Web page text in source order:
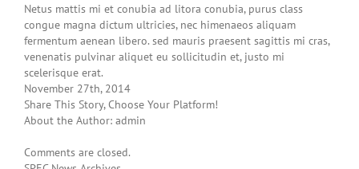
Netus mattis mi et conubia ad litora conubia, purus class
congue magna dictum ultricies, nec himenaeos aliquam
fermentum aenean libero. sed mauris praesent sagittis mi cras,
venenatis pulvinar aliquet eu sollicitudin et, justo mi
scelerisque erat.
November 27th, 2014
Share This Story, Choose Your Platform!
About the Author: admin
Comments are closed.